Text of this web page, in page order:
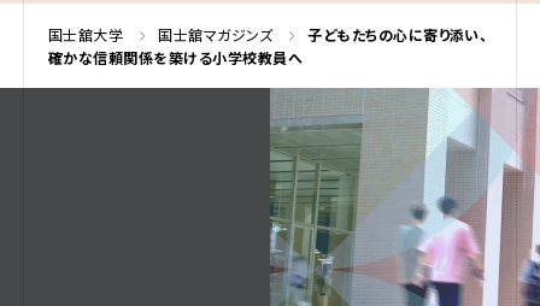
国士舘大学 国士舘マガジンズ
子どもたちの心に寄り添い、
確かな信頼関係を築ける小学校教員へ